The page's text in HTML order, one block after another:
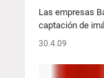
Las empresas
captación de
30.4.09